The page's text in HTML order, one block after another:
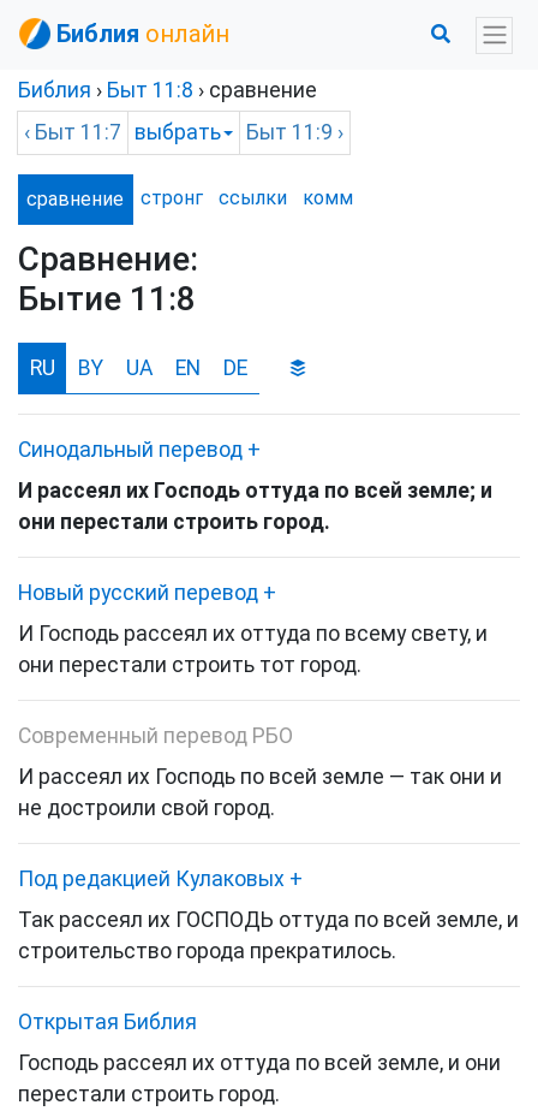
Библия онлайн
Библия › Быт 11:8 › сравнение
‹ Быт 11:7 выбрать Быт 11:9 ›
сравнение стронг ссылки комм
Сравнение:
Бытие 11:8
RU BY UA EN DE
Синодальный перевод +
И рассеял их Господь оттуда по всей земле; и
они перестали строить город.
Новый русский перевод +
И Господь рассеял их оттуда по всему свету, и
они перестали строить тот город.
Современный перевод РБО
И рассеял их Господь по всей земле — так они и
не достроили свой город.
Под редакцией Кулаковых +
Так рассеял их ГОСПОДЬ оттуда по всей земле, и
строительство города прекратилось.
Открытая Библия
Господь рассеял их оттуда по всей земле, и они
перестали строить город.